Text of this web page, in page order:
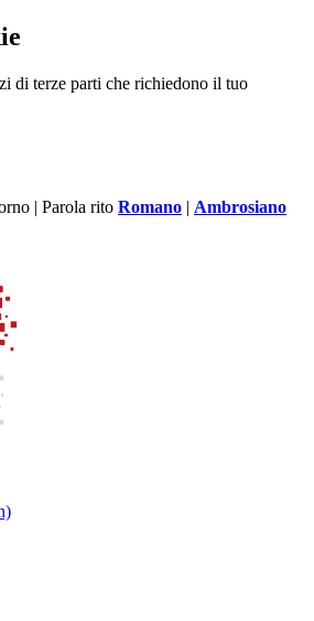
di terze parti che richiedono il tuo
| Parola rito Romano | Ambrosiano